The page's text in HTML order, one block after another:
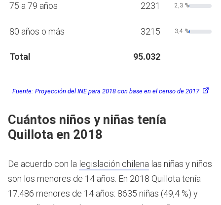
75 a 79 años 2231 2,3 %
80 años o más 3215 3,4 %
Total 95.032
Fuente: Proyección del INE para 2018 con base en el censo de 2017
Cuántos niños y niñas tenía
Quillota en 2018
De acuerdo con la legislación chilena las niñas y niños
son los menores de 14 años. En 2018 Quillota tenía
17.486 menores de 14 años: 8635 niñas (49,4 %) y